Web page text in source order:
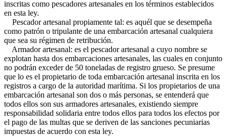
inscritas como pescadores artesanales en los términos establecidos
en esta ley.
Pescador artesanal propiamente tal: es aquél que se desempeña
como patrón o tripulante de una embarcación artesanal cualquiera
que sea su régimen de retribución.
Armador artesanal: es el pescador artesanal a cuyo nombre se
explotan hasta dos embarcaciones artesanales, las cuales en conjunto
no podrán exceder de 50 toneladas de registro grueso. Se presume
que lo es el propietario de toda embarcación artesanal inscrita en los
registros a cargo de la autoridad marítima. Si los propietarios de una
embarcación artesanal son dos o más personas, se entenderá que
todos ellos son sus armadores artesanales, existiendo siempre
responsabilidad solidaria entre todos ellos para todos los efectos por
el pago de las multas que se deriven de las sanciones pecuniarias
impuestas de acuerdo con esta ley.